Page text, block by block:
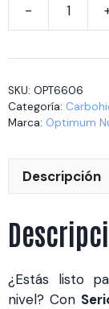
SKU: OPT6606
Categoría:
Marca: Optimum
Descripción
¿Estás listo
nivel? Con